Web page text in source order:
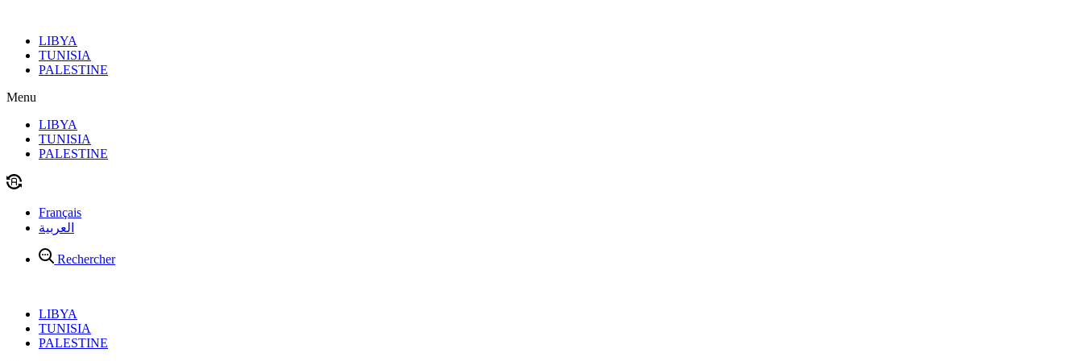
contenuLIBYA
TUNISIA
PALESTINE
Menu
LIBYA
TUNISIA
PALESTINE
Français
العربية
Rechercher
LIBYA
TUNISIA
PALESTINE